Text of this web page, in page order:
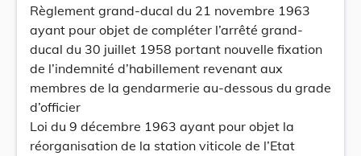
Règlement grand-ducal du 21 novembre 1963
ayant pour objet de compléter l’arrêté grand-
ducal du 30 juillet 1958 portant nouvelle fixation
de l’indemnité d’habillement revenant aux
membres de la gendarmerie au-dessous du grade
d’officier
Loi du 9 décembre 1963 ayant pour objet la
réorganisation de la station viticole de l’Etat